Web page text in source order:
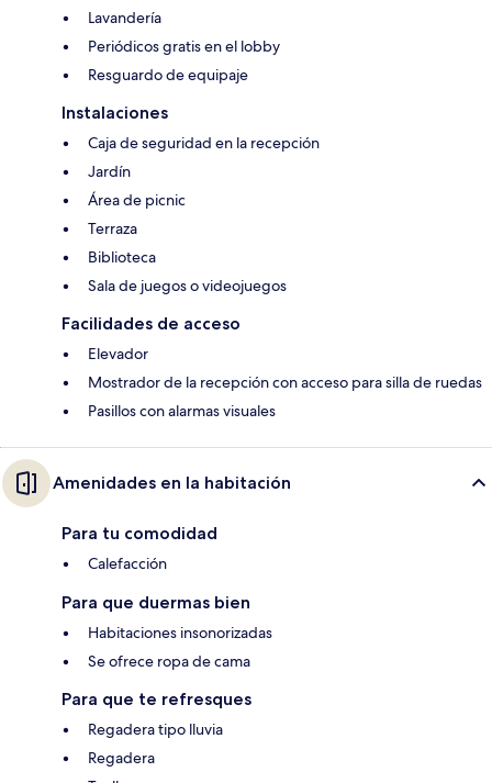
Lavandería
Periódicos gratis en el lobby
Resguardo de equipaje
Instalaciones
Caja de seguridad en la recepción
Jardín
Área de picnic
Terraza
Biblioteca
Sala de juegos o videojuegos
Facilidades de acceso
Elevador
Mostrador de la recepción con acceso para silla de ruedas
Pasillos con alarmas visuales
Amenidades en la habitación
Para tu comodidad
Calefacción
Para que duermas bien
Habitaciones insonorizadas
Se ofrece ropa de cama
Para que te refresques
Regadera tipo lluvia
Regadera